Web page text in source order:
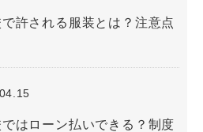
許される服装とは？注意点
はローン払いできる？制度